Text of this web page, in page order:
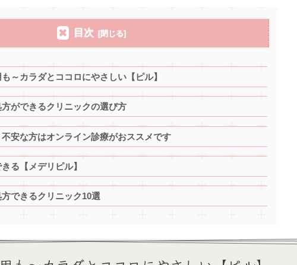
目次
～カラダとココロにやさしい【ピル】
ができるクリニックの選び方
安な方はオンライン診療がおススメです
る【メデリピル】
できるクリニック10選